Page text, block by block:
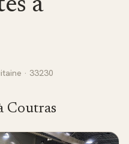
à
· 33230
Coutras